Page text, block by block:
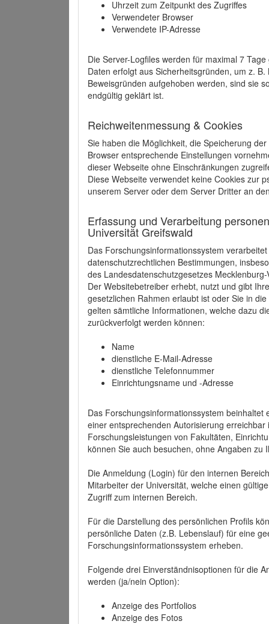
Uhrzeit zum Zeitpunkt des Zugriffes
Verwendeter Browser
Verwendete IP-Adresse
Die Server-Logfiles werden für maximal 7
Daten erfolgt aus Sicherheitsgründen, um z.
Beweisgründen aufgehoben werden, sind sie
endgültig geklärt ist.
Reichweitenmessung & Cookies
Sie haben die Möglichkeit, die Speicherung
Browser entsprechende Einstellungen
dieser Webseite ohne Einschränkungen
Diese Webseite verwendet keine Cookies zur
unserem Server oder dem Server Dritter an
Erfassung und Verarbeitung
Universität Greifswald
Das Forschungsinformationssystem
datenschutzrechtlichen Bestimmungen,
des Landesdatenschutzgesetzes
Der Websitebetreiber erhebt, nutzt und gibt
gesetzlichen Rahmen erlaubt ist oder Sie in
gelten sämtliche Informationen, welche dazu
zurückverfolgt werden können:
Name
dienstliche E-Mail-Adresse
dienstliche Telefonnummer
Einrichtungsname und -Adresse
Das Forschungsinformationssystem beinhaltet
einer entsprechenden Autorisierung
Forschungsleistungen von Fakultäten,
können Sie auch besuchen, ohne Angaben zu
Die Anmeldung (Login) für den internen
Mitarbeiter der Universität, welche einen
Zugriff zum internen Bereich.
Für die Darstellung des persönlichen Profils
persönliche Daten (z.B. Lebenslauf) für eine
Forschungsinformationssystem erheben.
Folgende drei Einverständnisoptionen für die
werden (ja/nein Option):
Anzeige des Portfolios
Anzeige des Fotos